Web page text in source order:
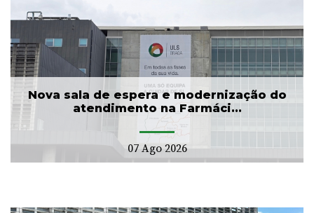
Nova sala de espera e modernização do
atendimento na Farmáci...
07 Ago 2026